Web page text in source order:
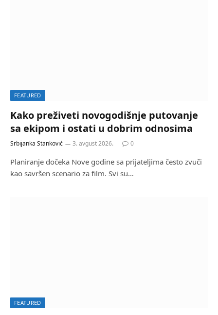
FEATURED
Kako preživeti novogodišnje putovanje
sa ekipom i ostati u dobrim odnosima
Srbijanka Stanković 3. avgust 2026. 0
Planiranje dočeka Nove godine sa prijateljima često zvuči
kao savršen scenario za film. Svi su…
FEATURED